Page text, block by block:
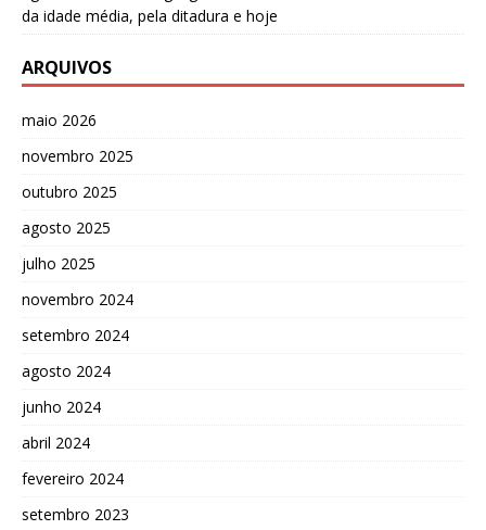
da idade média, pela ditadura e hoje
ARQUIVOS
maio 2026
novembro 2025
outubro 2025
agosto 2025
julho 2025
novembro 2024
setembro 2024
agosto 2024
junho 2024
abril 2024
fevereiro 2024
setembro 2023